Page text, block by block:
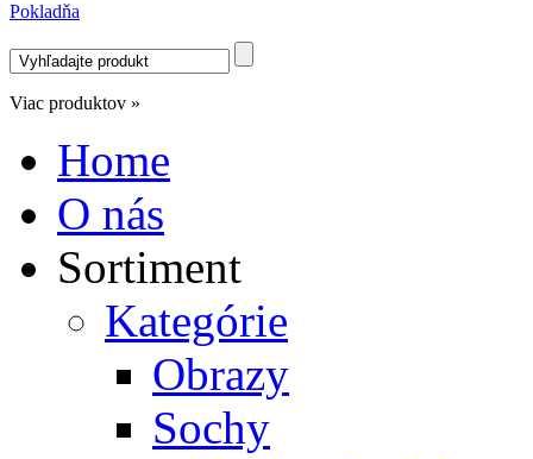
Pokladňa
Viac produktov »
Home
O nás
Sortiment
Kategórie
Obrazy
Sochy